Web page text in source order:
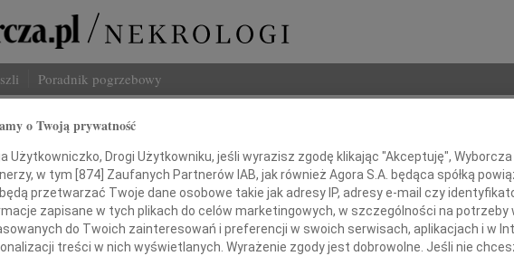
Poradnik pogrzebowy
Władysława Porowska
Poznań
09.08.2011
Imię i
INNE
o Twoją prywatność
Użytkowniczko, Drogi Użytkowniku, jeśli wyrazisz zgodę klikając "Akceptuję",
w tym [ 874 ] Zaufanych Partnerów IAB, jak również Agora S.A. będąca spółką
przetwarzać Twoje dane osobowe takie jak adresy IP, adresy e-mail czy
zapisane w tych plikach do celów marketingowych, w szczególności na potrzeby
do Twoich zainteresowań i preferencji w swoich serwisach, aplikacjach i w
treści w nich wyświetlanych. Wyrażenie zgody jest dobrowolne. Jeśli nie